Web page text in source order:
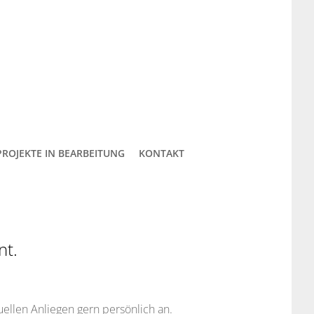
IN BEARBEITUNG KONTAKT
Anliegen gern persönlich an.